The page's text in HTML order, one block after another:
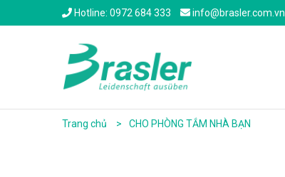
Hotline: 0972 684 333 info@brasler.com.vn
Trang chủ CHO PHÒNG TẮM NHÀ BẠN